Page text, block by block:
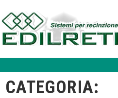
CATEGORIA: